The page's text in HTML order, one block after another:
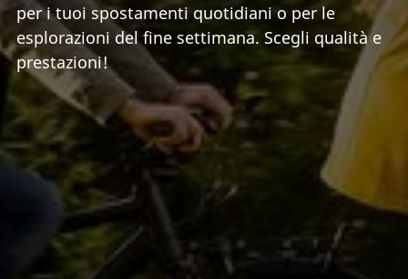
per i tuoi spostamenti quotidiani o per le
esplorazioni del fine settimana. Scegli qualità e
prestazioni!